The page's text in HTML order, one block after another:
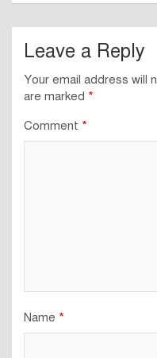
Leave a Reply
Your email address will
are marked *
Comment *
Name *